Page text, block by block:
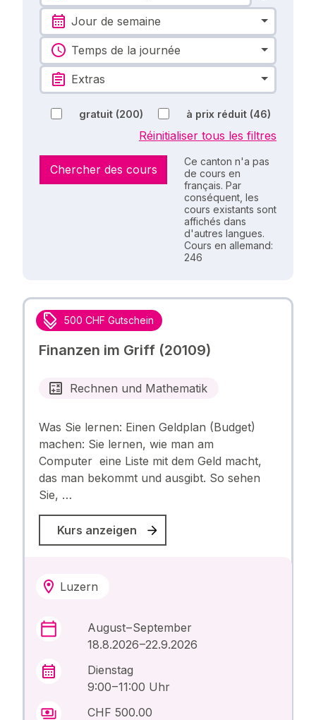
Jour de semaine
Temps de la journée
Extras
gratuit (200) à prix réduit (46)
Réinitialiser tous les filtres
Chercher des cours
Ce canton n'a pas
de cours en
français. Par
conséquent, les
cours existants sont
affichés dans
d'autres langues.
Cours en allemand:
246
500 CHF Gutschein
Finanzen im Griff (20109)
Rechnen und Mathematik
Was Sie lernen: Einen Geldplan (Budget)
machen: Sie lernen, wie man am
Computer eine Liste mit dem Geld macht,
das man bekommt und ausgibt. So sehen
Sie, …
Kurs anzeigen
Luzern
August – September
18.8.2026 –22.9.2026
Dienstag
9:00 – 11:00 Uhr
CHF 500.00